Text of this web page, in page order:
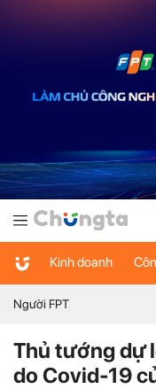
Kinh doanh
Người FPT
Thủ tướng dự
do Covid-19